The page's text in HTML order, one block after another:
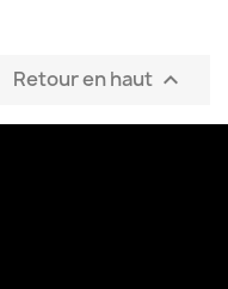
Retour en haut 